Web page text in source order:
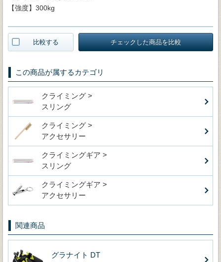
【強度】300kg
比較する チェックした商品を比較
この商品が属するカテゴリ
クライミング >
スリング
クライミング >
アクセサリー
クライミングギア >
スリング
クライミングギア >
アクセサリー
関連商品
グラナイト DT